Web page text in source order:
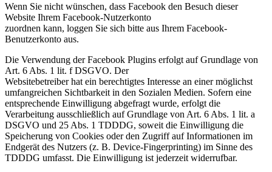
Wenn Sie nicht wünschen, dass Facebook den Besuch dieser
Website Ihrem Facebook-Nutzerkonto
zuordnen kann, loggen Sie sich bitte aus Ihrem Facebook-
Benutzerkonto aus.
Die Verwendung der Facebook Plugins erfolgt auf Grundlage von
Art. 6 Abs. 1 lit. f DSGVO. Der
Websitebetreiber hat ein berechtigtes Interesse an einer möglichst
umfangreichen Sichtbarkeit in den Sozialen Medien. Sofern eine
entsprechende Einwilligung abgefragt wurde, erfolgt die
Verarbeitung ausschließlich auf Grundlage von Art. 6 Abs. 1 lit. a
DSGVO und 25 Abs. 1 TDDDG, soweit die Einwilligung die
Speicherung von Cookies oder den Zugriff auf Informationen im
Endgerät des Nutzers (z. B. Device-Fingerprinting) im Sinne des
TDDDG umfasst. Die Einwilligung ist jederzeit widerrufbar.